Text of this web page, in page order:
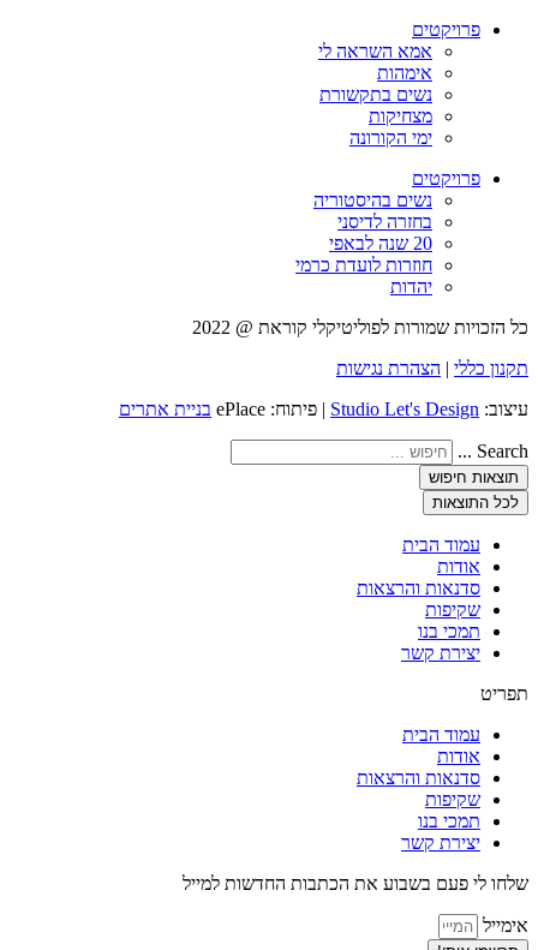
פרויקטים
אמא השראה לי
אימהות
נשים בתקשורת
מצחיקות
ימי הקורונה
פרויקטים
נשים בהיסטוריה
בחזרה לדיסני
20 שנה לבאפי
חוזרות לועדת כרמי
יהדות
כל הזכויות שמורות לפוליטיקלי קוראת @ 2022
תקנון כללי | הצהרת נגישות
עיצוב: Studio Let's Design | פיתוח: ePlace בניית אתרים
Search ...
תוצאות חיפוש
לכל התוצאות
עמוד הבית
אודות
סדנאות והרצאות
שקיפות
תמכי בנו
יצירת קשר
תפריט
עמוד הבית
אודות
סדנאות והרצאות
שקיפות
תמכי בנו
יצירת קשר
שלחו לי פעם בשבוע את הכתבות החדשות למייל
אימייל